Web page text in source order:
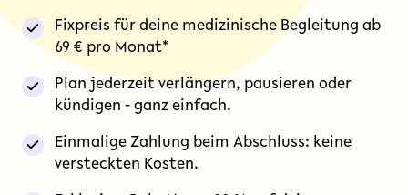
Fixpreis für deine medizinische Begleitung ab
69 € pro Monat*
Plan jederzeit verlängern, pausieren oder
kündigen - ganz einfach.
Einmalige Zahlung beim Abschluss: keine
versteckten Kosten.